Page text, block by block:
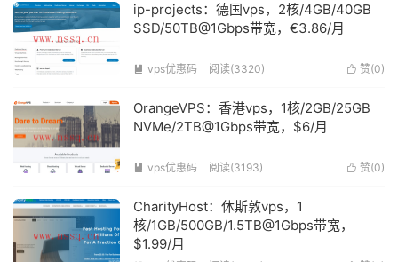
ip-projects：德国vps，2核/4GB/40GB
SSD/50TB@1Gbps带宽，€3.86/月
 赞(0)
 vps优惠码 阅读(3320)
OrangeVPS：香港vps，1核/2GB/25GB
NVMe/2TB@1Gbps带宽，$6/月
 赞(0)
 vps优惠码 阅读(3193)
CharityHost：休斯敦vps，1
核/1GB/500GB/1.5TB@1Gbps带宽，
$1.99/月